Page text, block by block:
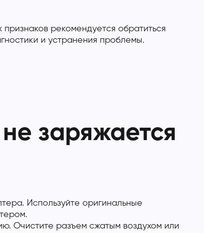
рекомендуется обратиться
и устранения проблемы.
заряжается
Используйте оригинальные
Очистите разъем сжатым воздухом или